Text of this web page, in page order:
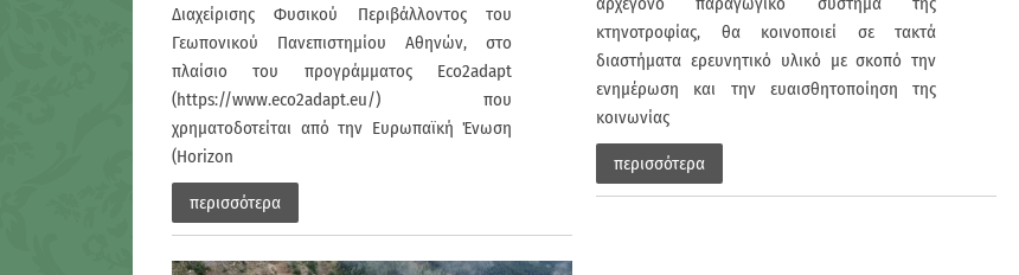
Διαχείρισης Φυσικού Περιβάλλοντος του
Γεωπονικού Πανεπιστημίου Αθηνών, στο
πλαίσιο του προγράμματος Eco2adapt
(https://www.eco2adapt.eu/) που
χρηματοδοτείται από την Ευρωπαϊκή Ένωση
(Horizon
περισσότερα
κτηνοτροφίας, θα κοινοποιεί σε τακτά
διαστήματα ερευνητικό υλικό με σκοπό την
ενημέρωση και την ευαισθητοποίηση της
κοινωνίας
περισσότερα